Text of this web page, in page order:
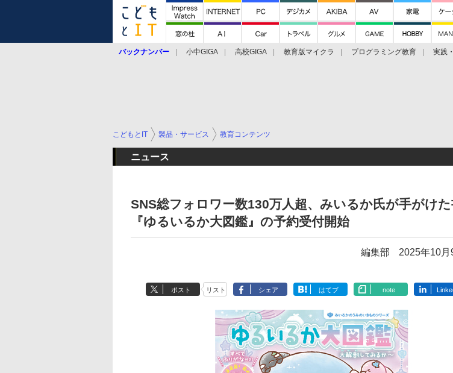
バックナンバー 小中GIGA 高校GIGA 教育版マイクラ プログラミング教育 実践
こどもとIT 製品・サービス 教育コンテンツ
ニュース
SNS総フォロワー数130万人超、みいるか氏が手がけ
『ゆるいるか大図鑑』の予約受付開始
編集部 2025年10月
ポスト リスト シェア はてブ note